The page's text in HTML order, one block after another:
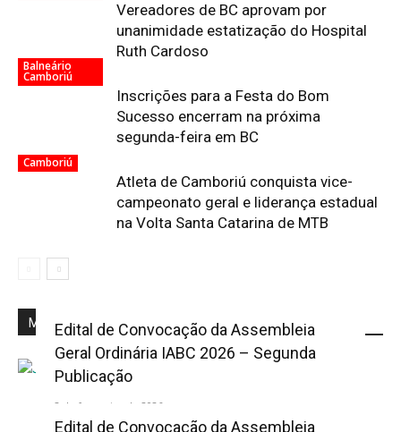
Vereadores de BC aprovam por
unanimidade estatização do Hospital
Ruth Cardoso
Balneário
Camboriú
Inscrições para a Festa do Bom
Sucesso encerram na próxima
segunda-feira em BC
Camboriú
Atleta de Camboriú conquista vice-
campeonato geral e liderança estadual
na Volta Santa Catarina de MTB
Mais Popular
Edital de Convocação da Assembleia
Geral Ordinária IABC 2026 – Segunda
Publicação
2 de fevereiro de 2026
Edital de Convocação da Assembleia